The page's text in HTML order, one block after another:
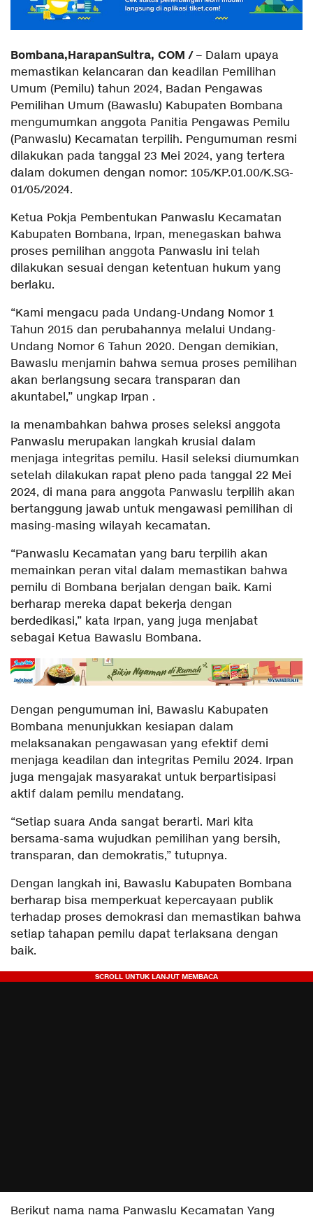
Bombana,HarapanSultra, COM /– Dalam upaya
memastikan kelancaran dan keadilan Pemilihan
Umum (Pemilu) tahun 2024, Badan Pengawas
Pemilihan Umum (Bawaslu) Kabupaten Bombana
mengumumkan anggota Panitia Pengawas Pemilu
(Panwaslu) Kecamatan terpilih. Pengumuman resmi
dilakukan pada tanggal 23 Mei 2024, yang tertera
dalam dokumen dengan nomor: 105/KP.01.00/K.SG-
01/05/2024.
Ketua Pokja Pembentukan Panwaslu Kecamatan
Kabupaten Bombana, Irpan, menegaskan bahwa
proses pemilihan anggota Panwaslu ini telah
dilakukan sesuai dengan ketentuan hukum yang
berlaku.
“Kami mengacu pada Undang-Undang Nomor 1
Tahun 2015 dan perubahannya melalui Undang-
Undang Nomor 6 Tahun 2020. Dengan demikian,
Bawaslu menjamin bahwa semua proses pemilihan
akan berlangsung secara transparan dan
akuntabel,” ungkap Irpan .
Ia menambahkan bahwa proses seleksi anggota
Panwaslu merupakan langkah krusial dalam
menjaga integritas pemilu. Hasil seleksi diumumkan
setelah dilakukan rapat pleno pada tanggal 22 Mei
2024, di mana para anggota Panwaslu terpilih akan
bertanggung jawab untuk mengawasi pemilihan di
masing-masing wilayah kecamatan.
“Panwaslu Kecamatan yang baru terpilih akan
memainkan peran vital dalam memastikan bahwa
pemilu di Bombana berjalan dengan baik. Kami
berharap mereka dapat bekerja dengan
berdedikasi,” kata Irpan, yang juga menjabat
sebagai Ketua Bawaslu Bombana.
Dengan pengumuman ini, Bawaslu Kabupaten
Bombana menunjukkan kesiapan dalam
melaksanakan pengawasan yang efektif demi
menjaga keadilan dan integritas Pemilu 2024. Irpan
juga mengajak masyarakat untuk berpartisipasi
aktif dalam pemilu mendatang.
“Setiap suara Anda sangat berarti. Mari kita
bersama-sama wujudkan pemilihan yang bersih,
transparan, dan demokratis,” tutupnya.
Dengan langkah ini, Bawaslu Kabupaten Bombana
berharap bisa memperkuat kepercayaan publik
terhadap proses demokrasi dan memastikan bahwa
setiap tahapan pemilu dapat terlaksana dengan
baik.
Berikut nama nama Panwaslu Kecamatan Yang